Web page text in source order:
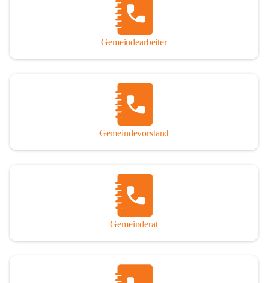
Wo eine genaue Quellenangabe sinnvoll und notwendig erschien,
sind die entsprechenden Quellenhinweise in den fließenden Text
eingearbeitet. Der leichteren Lesbarkeit halber ist auch von einer
streng gendergerechten Ausdrucksform Abstand genommen
So darf ich Sie zu einer interessanten, vergnüglichen und
manchmal auch nachdenklich machenden Zeitreise durch die
Jahrhunderte, ja Jahrtausende alte Geschichte von der Steinzeit
einladen.
Gemeindearbeiter
Gemeindevorstand
Gemeinderat